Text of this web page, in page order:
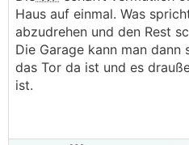
Haus auf einmal. Was
abzudrehen und den Rest
Die Garage kann man dann
das Tor da ist und es
ist.